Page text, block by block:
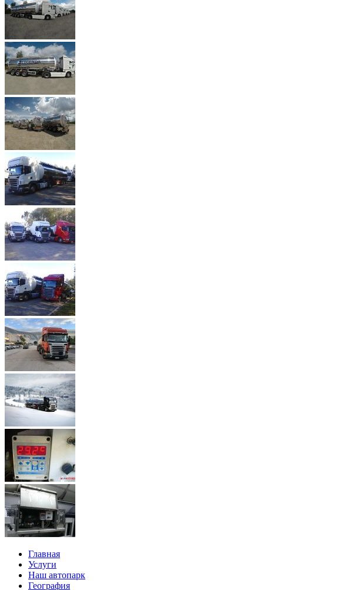
Главная
Услуги
Наш автопарк
География